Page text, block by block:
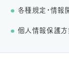
各種規定・情報
個人情報保護方